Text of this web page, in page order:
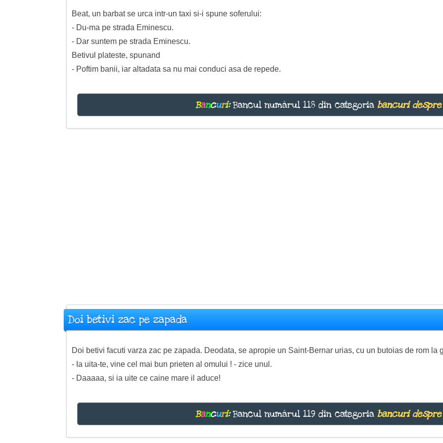
Beat, un barbat se urca intr-un taxi si-i spune soferului:
- Du-ma pe strada Eminescu.
- Dar suntem pe strada Eminescu.
Betivul plateste, spunand
- Poftim banii, iar altadata sa nu mai conduci asa de repede.
Bancuri:Bancul numărul 118 din categoriabancuri
Doi betivi zac pe zapada
Doi betivi facuti varza zac pe zapada. Deodata, se apropie un Saint-Bernar urias, cu un butoias de rom la
- Ia uita-te, vine cel mai bun prieten al omului ! - zice unul.
- Daaaaa, si ia uite ce caine mare il aduce!
Bancuri:Bancul numărul 119 din categoriabancuri